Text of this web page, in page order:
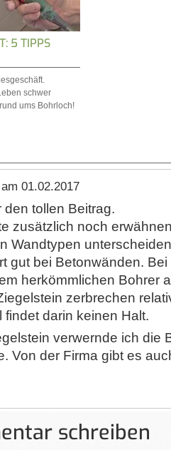
5 TIPPS
schwer
ums Bohrloch!
01.02.2017
den tollen Beitrag.
zusätzlich noch
Wandtypen
gut bei Betonwänden.
herkömmlichen Bohrer
zerbrechen
darin keinen Halt.
verwernde ich die
Von der Firma gibt es
schreiben